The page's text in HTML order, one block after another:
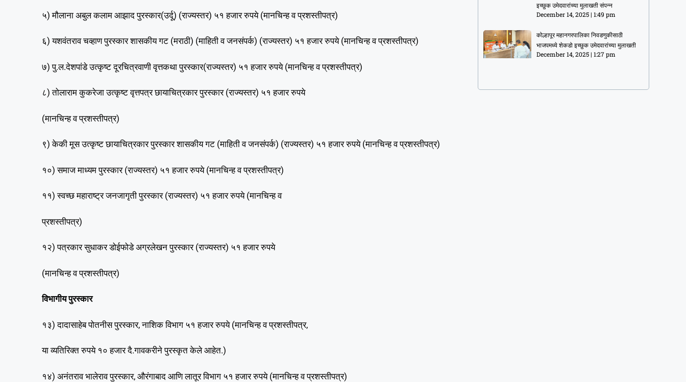
५) मौलाना अबुल कलाम आझाद पुरस्कार(उर्दू) (राज्यस्तर) ५१ हजार रुपये (मानचिन्ह व प्रशस्तीपत्र)
६) यशवंतराव चव्हाण पुरस्कार शासकीय गट (मराठी) (माहिती व जनसंपर्क) (राज्यस्तर) ५१ हजार रुपये (मानचिन्ह व प्रशस्तीपत्र)
७) पु.ल.देशपांडे उत्कृष्ट दूरचित्रवाणी वृत्तकथा पुरस्कार(राज्यस्तर) ५१ हजार रुपये (मानचिन्ह व प्रशस्तीपत्र)
८) तोलाराम कुकरेजा उत्कृष्ट वृत्तपत्र छायाचित्रकार पुरस्कार (राज्यस्तर) ५१ हजार रुपये
(मानचिन्ह व प्रशस्तीपत्र)
९) केकी मूस उत्कृष्ट छायाचित्रकार पुरस्कार शासकीय गट (माहिती व जनसंपर्क) (राज्यस्तर) ५१ हजार रुपये (मानचिन्ह व प्रशस्तीपत्र)
१०) समाज माध्यम पुरस्कार (राज्यस्तर) ५१ हजार रुपये (मानचिन्ह व प्रशस्तीपत्र)
११) स्वच्छ महाराष्ट्र जनजागृती पुरस्कार (राज्यस्तर) ५१ हजार रुपये (मानचिन्ह व
प्रशस्तीपत्र)
१२) पत्रकार सुधाकर डोईफोडे अग्रलेखन पुरस्कार (राज्यस्तर) ५१ हजार रुपये
(मानचिन्ह व प्रशस्तीपत्र)
विभागीय पुरस्कार
१३) दादासाहेब पोतनीस पुरस्कार, नाशिक विभाग ५१ हजार रुपये (मानचिन्ह व प्रशस्तीपत्र,
या व्यतिरिक्त रुपये १० हजार दै.गावकरीने पुरस्कृत केले आहेत.)
१४) अनंतराव भालेराव पुरस्कार, औरंगाबाद आणि लातूर विभाग ५१ हजार रुपये (मानचिन्ह व प्रशस्तीपत्र)
इच्छुक उमेदवारांच्या मुलाखती संपन्न
December 14, 2025 1:49 pm
कोल्हापूर महानगरपालिका निवडणुकीसाठी
भाजपमध्ये शेकडो इच्छुक उमेदवारांच्या मुलाखती
December 14, 2025 1:27 pm